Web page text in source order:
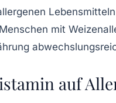
mit
auf